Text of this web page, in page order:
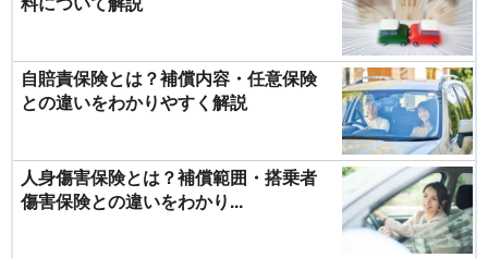
自賠責保険とは？補償内容・任意保険
との違いをわかりやすく解説
人身傷害保険とは？補償範囲・搭乗者
傷害保険との違いをわかり...